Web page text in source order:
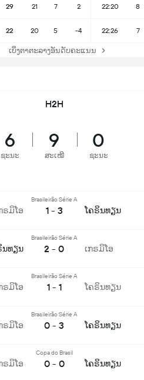
29 21 7 2 22:20 8
22 20 5 -4 22:26 7
ເບິ່ງຕາຕະລາງອັນດັບຄະແນນ
H2H
6
ຊະນະ
9
ສະເໝີ
0
ຊະນະ
ຣມິໂອ
Brasileirão Série A
1 - 3 ໂຄຣິນທຽນ
ນທຽນ
Brasileirão Série A
2 - 0 ເກຣມິໂອ
ຣມິໂອ
Brasileirão Série A
1 - 1 ໂຄຣິນທຽນ
ຣມິໂອ
Brasileirão Série A
0 - 3 ໂຄຣິນທຽນ
ຣມິໂອ
Copa do Brasil
0 - 0 ໂຄຣິນທຽນ